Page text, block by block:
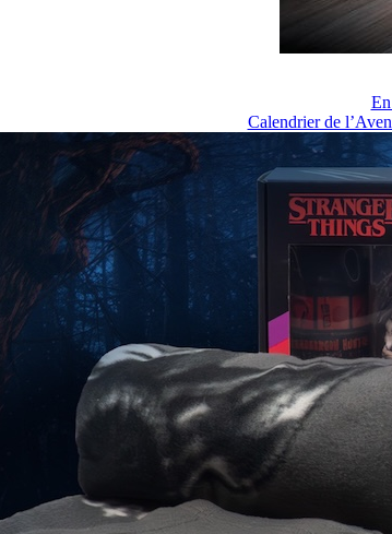
Calendrier de